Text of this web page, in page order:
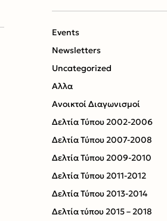
Events
Newsletters
Uncategorized
Αλλα
Ανοικτοί Διαγωνισμoί
Δελτία Τύπου 2002-2006
Δελτία Τύπου 2007-2008
Δελτία Τύπου 2009-2010
Δελτία Τύπου 2011-2012
Δελτία Τύπου 2013-2014
Δελτία τύπου 2015 – 2018